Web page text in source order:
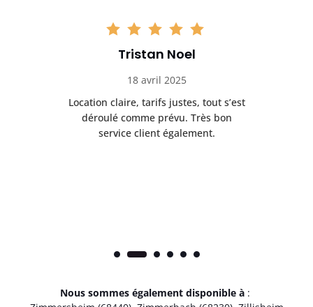
Tristan Noel
18 avril 2025
Location claire, tarifs justes, tout s’est
déroulé comme prévu. Très bon
service client également.
Nous sommes également disponible à :